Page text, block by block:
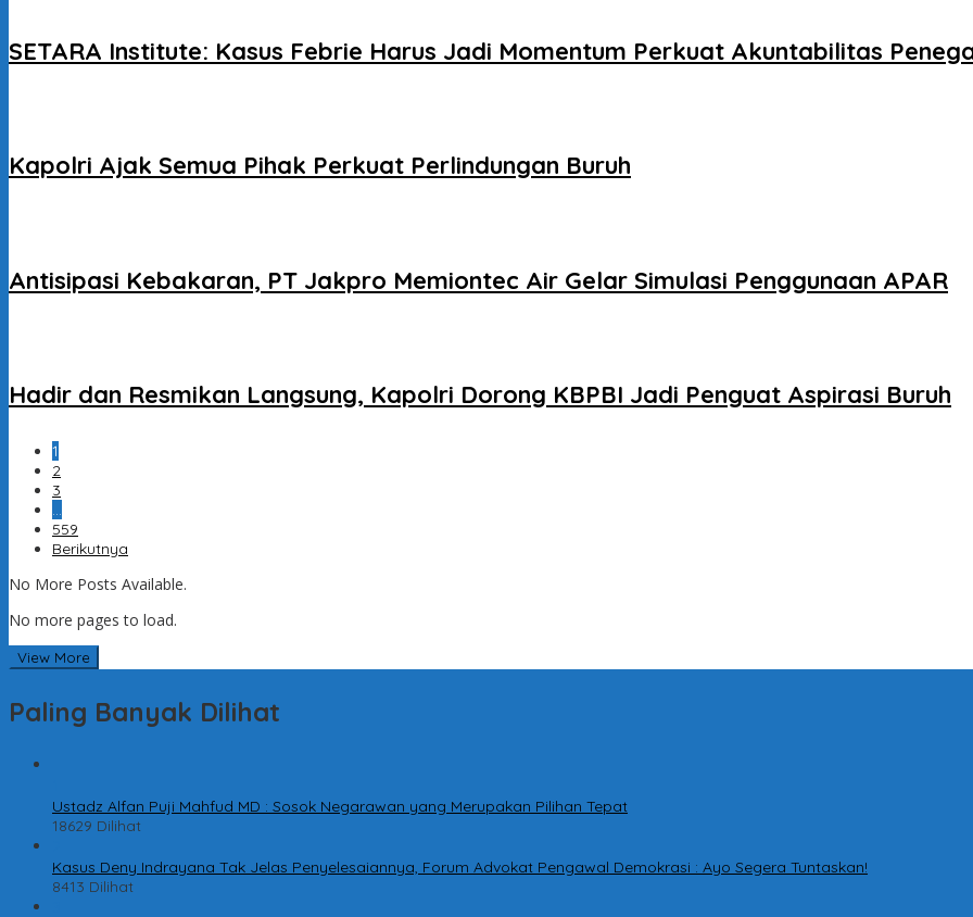
SETARA Institute: Kasus Febrie Harus Jadi Momentum Perkuat Akuntabilitas
Kapolri Ajak Semua Pihak Perkuat Perlindungan Buruh
Antisipasi Kebakaran, PT Jakpro Memiontec Air Gelar Simulasi Penggunaan APAR
Hadir dan Resmikan Langsung, Kapolri Dorong KBPBI Jadi Penguat Aspirasi Buruh
1
2
3
…
559
Berikutnya
No More Posts Available.
No more pages to load.
View More
Paling Banyak Dilihat
Ustadz Alfan Puji Mahfud MD : Sosok Negarawan yang Merupakan Pilihan Tepat
18629 Dilihat
Kasus Deny Indrayana Tak Jelas Penyelesaiannya, Forum Advokat Pengawal Demokrasi : Ayo Segera Tuntaskan!
8413 Dilihat